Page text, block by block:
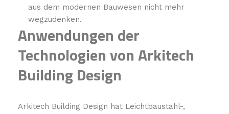
aus dem modernen Bauwesen nicht mehr
wegzudenken.
Anwendungen der
Technologien von Arkitech
Building Design
Arkitech Building Design hat Leichtbaustahl-,